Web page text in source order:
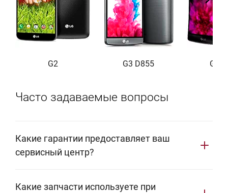
G2 G3 D855 G
Часто задаваемые вопросы
Какие гарантии предоставляет ваш
сервисный центр?
год. В этот период ваша бытовая техника LG будет
Какие запчасти используете при